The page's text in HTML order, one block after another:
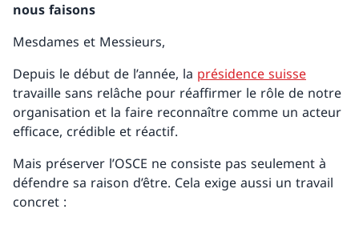
nous faisons
Mesdames et Messieurs,
Depuis le début de l’année, la présidence suisse
travaille sans relâche pour réaffirmer le rôle de notre
organisation et la faire reconnaître comme un acteur
efficace, crédible et réactif.
Mais préserver l’OSCE ne consiste pas seulement à
défendre sa raison d’être. Cela exige aussi un travail
concret :